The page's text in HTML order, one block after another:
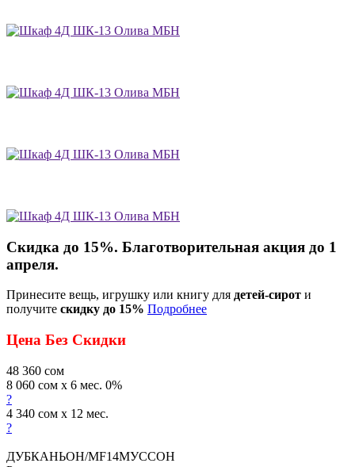
Скидка до 15%. Благотворительная акция до 1
апреля.
Принесите вещь, игрушку или книгу для детей-сирот и
получите скидку до 15% Подробнее
Цена Без Скидки
48 360 сом
8 060 сом x 6 мес. 0%
?
4 340 сом x 12 мес.
?
ДУБКАНЬОН/МF14МУССОН